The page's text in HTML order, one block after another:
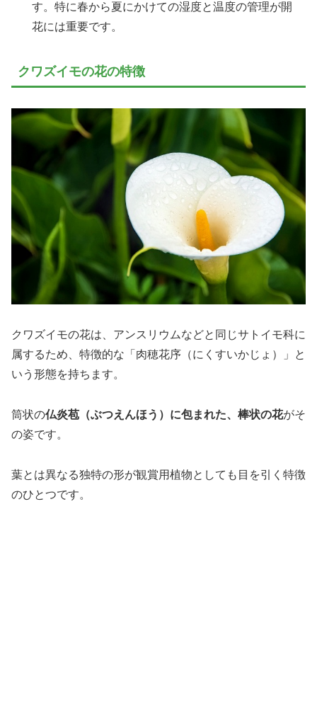
す。特に春から夏にかけての湿度と温度の管理が開
花には重要です。
クワズイモの花の特徴
クワズイモの花は、アンスリウムなどと同じサトイモ科に
属するため、特徴的な「肉穂花序（にくすいかじょ）」と
いう形態を持ちます。
筒状の仏炎苞（ぶつえんほう）に包まれた、棒状の花がそ
の姿です。
葉とは異なる独特の形が観賞用植物としても目を引く特徴
のひとつです。